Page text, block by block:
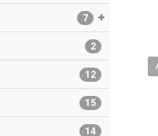
7
2
12
15
14